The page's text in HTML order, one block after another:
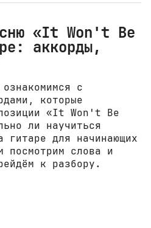
«It Won't Be
аккорды,
с
которые
«It Won't Be
ли научиться
гитаре для начинающих
посмотрим слова и
к разбору.